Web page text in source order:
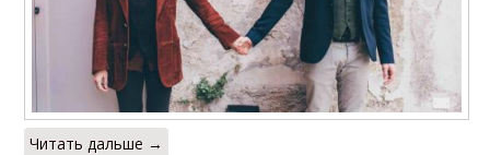
Читать дальше →